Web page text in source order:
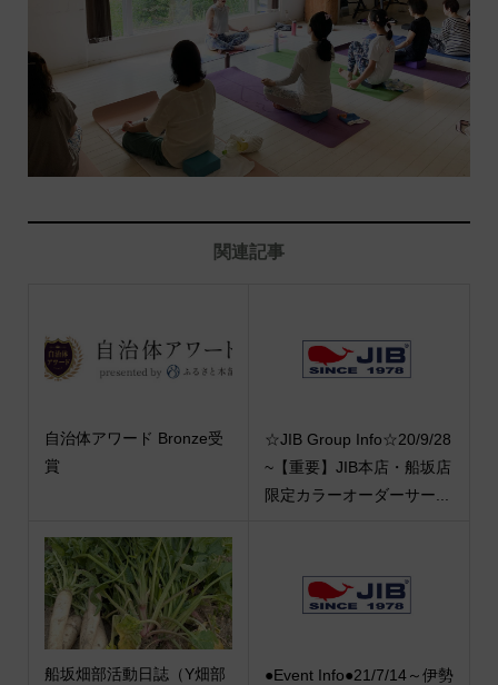
関連記事
自治体アワード Bronze受
賞
☆JIB Group Info☆20/9/28
~【重要】JIB本店・船坂店
限定カラーオーダーサー...
船坂畑部活動日誌（Y畑部
●Event Info●21/7/14～伊勢